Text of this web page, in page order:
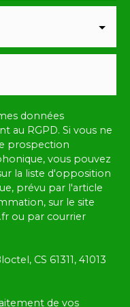
données
au RGPD. Si vous ne
prospection
vous pouvez
la liste d'opposition
prévu par l'article
sur le site
ou par courrier
CS 61311, 41013
de vos